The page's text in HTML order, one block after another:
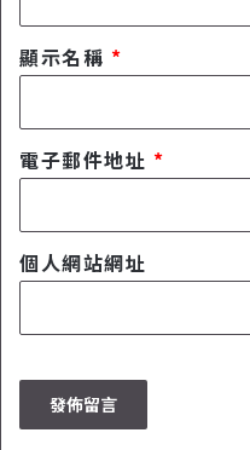
顯示名稱 *
電子郵件地址 *
個人網站網址